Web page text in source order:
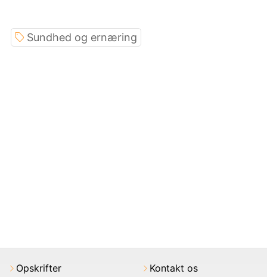
Sundhed og ernæring
Opskrifter Kontakt os